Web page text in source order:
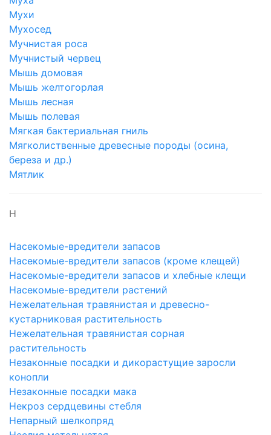
Мухи
Мухосед
Мучнистая роса
Мучнистый червец
Мышь домовая
Мышь желтогорлая
Мышь лесная
Мышь полевая
Мягкая бактериальная гниль
Мягколиственные древесные породы (осина,
береза и др.)
Мятлик
Н
Насекомые-вредители запасов
Насекомые-вредители запасов (кроме клещей)
Насекомые-вредители запасов и хлебные клещи
Насекомые-вредители растений
Нежелательная травянистая и древесно-
кустарниковая растительность
Нежелательная травянистая сорная
растительность
Незаконные посадки и дикорастущие заросли
конопли
Незаконные посадки мака
Некроз сердцевины стебля
Непарный шелкопряд